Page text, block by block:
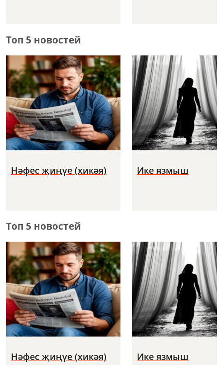
Топ 5 новостей
Нәфес җиңүе (хикәя) Ике язмыш
Топ 5 новостей
Нәфес җиңүе (хикәя) Ике язмыш